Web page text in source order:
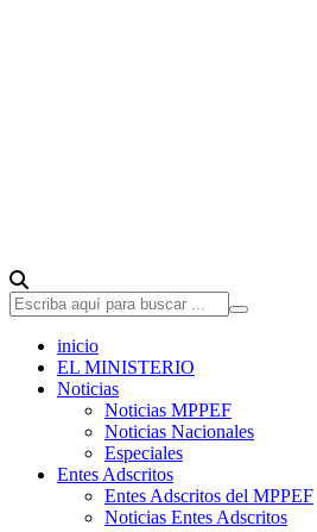
inicio
EL MINISTERIO
Noticias
Noticias MPPEF
Noticias Nacionales
Especiales
Entes Adscritos
Entes Adscritos del MPPEF
Noticias Entes Adscritos